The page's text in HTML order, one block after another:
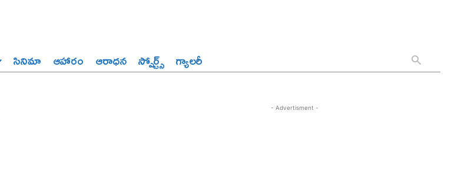
సినిమా ఆహారం ఆరాధన స్పోర్ట్స్‌ గ్యాలరీ
- Advertisment -